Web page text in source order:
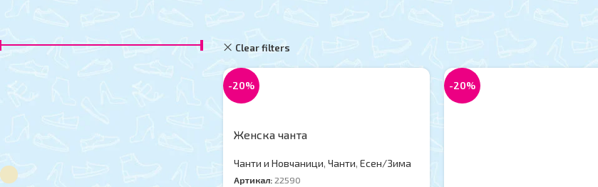
ФИЛТЕР ПО БОЈА
Clear filters
-20%
Женска чанта
Чанти и Новчаници, Чанти, Есен/Зима
Артикал:22590
-20%